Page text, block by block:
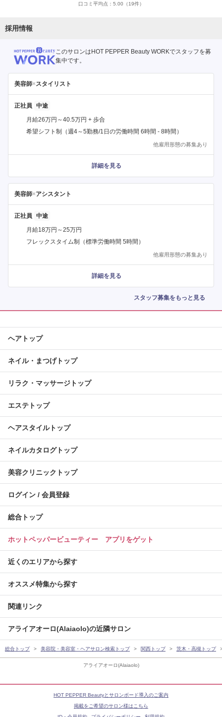
アライアオーロ(Alaiaolo)
口コミ平均点： 5.00 （19件）
採用情報
このサロンはHOT PEPPER Beauty WORKでスタッフを募
集中です。
美容師×スタイリスト
正社員
月給26万円～40.5万円 + 歩合
希望シフト制（週4～5勤務/1日の労働時間 6時間 - 8時間）
他雇用形態の募集あり
詳細を見る
美容師×アシスタント
正社員
月給18万円～25万円
フレックスタイム制（標準労働時間 5時間）
他雇用形態の募集あり
詳細を見る
スタッフ募集をもっと見る
ヘアトップ
ネイル・まつげトップ
リラク・マッサージトップ
エステトップ
ヘアスタイルトップ
ネイルカタログトップ
美容クリニックトップ
ログイン / 会員登録
総合トップ
ホットペッパービューティー アプリをゲット
近くのエリアから探す
オススメ特集から探す
関連リンク
アライアオーロ(Alaiaolo)の近隣サロン
総合トップ 美容院・美容室・ヘアサロン検索トップ 関西トップ 茨木・高槻トップ
HOT PEPPER Beautyとサロンボード導入のご案内
掲載をご希望のサロン様はこちら